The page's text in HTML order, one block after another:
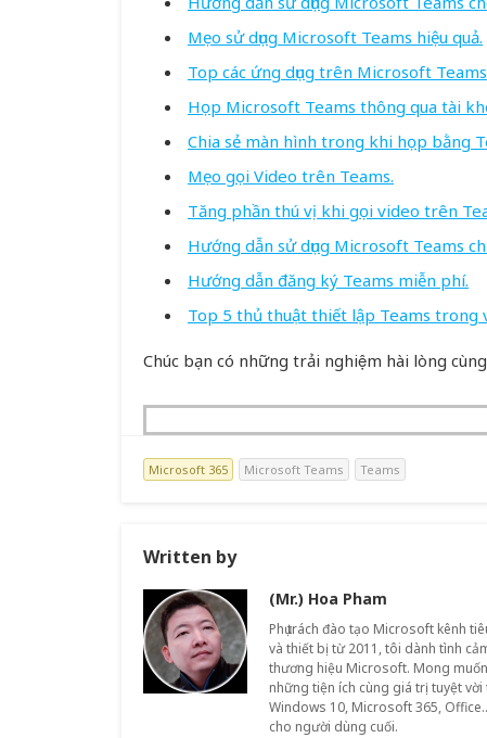
Mẹo sử dụng Microsoft Teams hiệu quả.
Top các ứng dụng trên Microsoft
Họp Microsoft Teams thông qua tài
Chia sẻ màn hình trong khi họp bằng
Mẹo gọi Video trên Teams.
Tăng phần thú vị khi gọi video trên
Hướng dẫn sử dụng Microsoft Teams
Hướng dẫn đăng ký Teams miễn phí.
Top 5 thủ thuật thiết lập Teams trong
Chúc bạn có những trải nghiệm hài lòng
Microsoft 365 Microsoft Teams Teams
Written by
(Mr.) Hoa Pham
Phụ trách đào tạo Microsoft kênh
và thiết bị từ 2011, tôi dành tình
thương hiệu Microsoft. Mong
những tiện ích cùng giá trị tuyệt vời
Windows 10, Microsoft 365,
cho người dùng cuối.